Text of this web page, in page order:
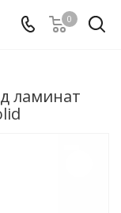
0
ламинат